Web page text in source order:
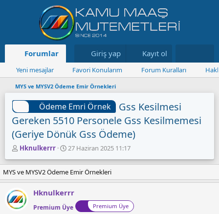
Forumlar Neler yeni Kaynaklar
Giriş yap Kayıt ol
Yeni mesajlar Favori Konularım Forum Kuralları
MYS ve MYSV2 Ödeme Emir Örnekleri
Ödeme Emri Örnek
Gss Kesilmesi
Gereken 5510 Personele Gss Kesilmemesi
(Geriye Dönük Gss Ödeme)
K
n
u
y
u
B
a
Hknulkerrr
B
ş
l
a
n
ı
27 Haziran 2025 11:17
MYS ve MYSV2 Ödeme Emir Örnekleri
Hknulkerrr
Premium Üye Premium Üye